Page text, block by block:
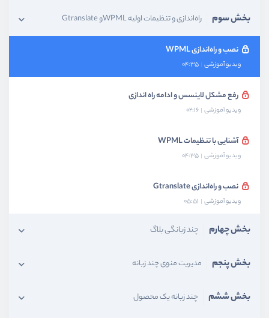
بخش سوم راه‌اندازی و تنظیمات اولیه WPMLو Gtranslate
نصب و راه‌اندازی WPML
ویدیو آموزشی 04:35
رفع مشکل لاینسس و ادامه راه اندازی
ویدیو آموزشی 02:16
آشنایی با تنظیمات WPML
ویدیو آموزشی 04:35
نصب و راه‌اندازی Gtranslate
ویدیو آموزشی 05:51
بخش چهارم چند زبانگی بلاگ
بخش پنجم مدیریت منوی چند زبانه
بخش ششم چند زبانه یک محصول